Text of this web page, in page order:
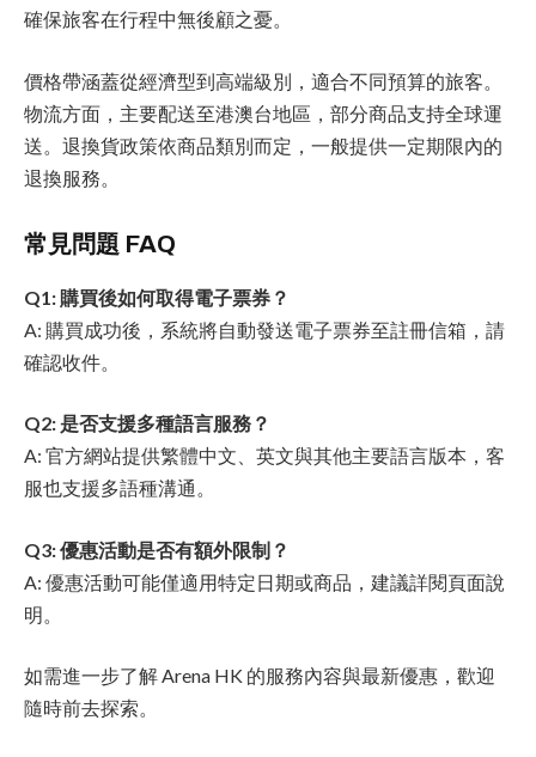
確保旅客在行程中無後顧之憂。
價格帶涵蓋從經濟型到高端級別，適合不同預算的旅客。
物流方面，主要配送至港澳台地區，部分商品支持全球運
送。退換貨政策依商品類別而定，一般提供一定期限內的
退換服務。
常見問題 FAQ
Q1: 購買後如何取得電子票券？
A: 購買成功後，系統將自動發送電子票券至註冊信箱，請
確認收件。
Q2: 是否支援多種語言服務？
A: 官方網站提供繁體中文、英文與其他主要語言版本，客
服也支援多語種溝通。
Q3: 優惠活動是否有額外限制？
A: 優惠活動可能僅適用特定日期或商品，建議詳閱頁面說
明。
如需進一步了解 Arena HK 的服務內容與最新優惠，歡迎
隨時前去探索。